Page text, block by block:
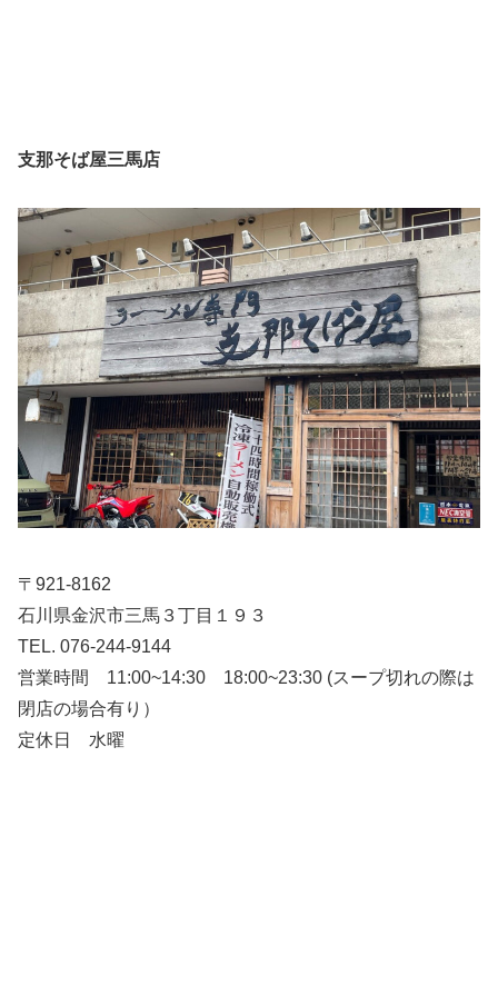
支那そば屋三馬店
〒921-8162
石川県金沢市三馬３丁目１９３
TEL. 076-244-9144
営業時間 11:00~14:30 18:00~23:30 (スープ切れの際は
閉店の場合有り）
定休日 水曜